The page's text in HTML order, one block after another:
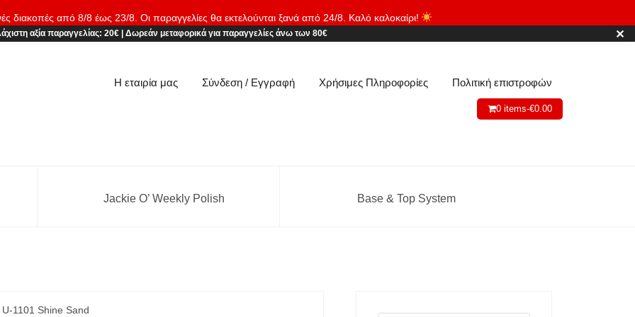
διακοπές από 8/8 έως 23/8. Οι παραγγελίες θα εκτελούνται ξανά από 24/8. Καλό καλοκαίρι!
αξία παραγγελίας: 20€| Δωρεάν μεταφορικάγια παραγγελίες άνω των 80€ ✕
Η εταιρία μας Σύνδεση / Εγγραφή Χρήσιμες Πληροφορίες Πολιτική επιστροφών
0 items-€0.00
Jackie O’ Weekly Polish Base & Top System
U-1101 Shine Sand